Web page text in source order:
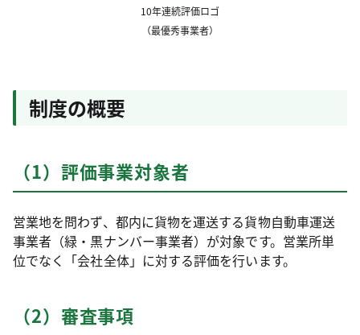
10年連続評価ロゴ
（最優秀事業者）
制度の概要
（1）評価事業対象者
営業地を問わず、都内に貨物を運送する貨物自動車運送
事業者（緑・黒ナンバー事業者）が対象です。営業所単
位でなく「会社全体」に対する評価を行います。
（2）審査事項